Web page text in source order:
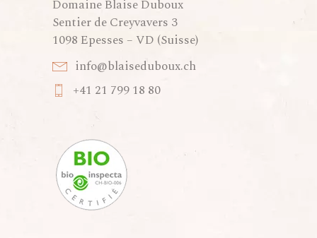
Domaine Blaise Duboux
Sentier de Creyvavers 3
1098 Epesses – VD (Suisse)
info@blaiseduboux.ch
+41 21 799 18 80